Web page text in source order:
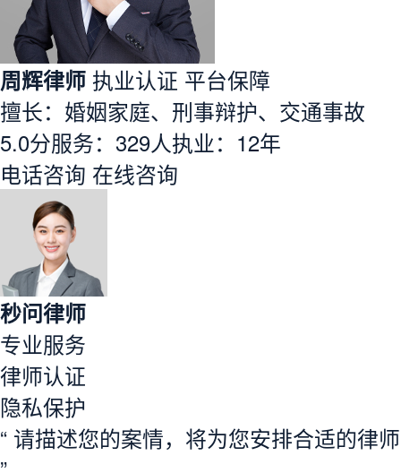
周辉律师 执业认证 平台保障
擅长：婚姻家庭、刑事辩护、交通事故
5.0分服务： 329人执业： 12年
电话咨询 在线咨询
秒问律师
专业服务
律师认证
隐私保护
“ 请描述您的案情，将为您安排合适的律师